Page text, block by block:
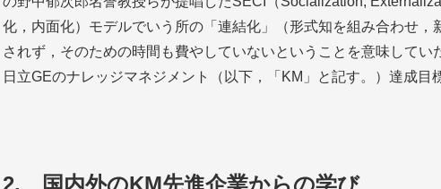
化，内面化）モデルでいう所の「連結化」（形式知を組み合わせ
されず，そのための時間も費やしていないということを意味してい
日立GEのナレッジマネジメント（以下，「KM」と記す。）達成目
2. 国内外のKM先進企業からの学び